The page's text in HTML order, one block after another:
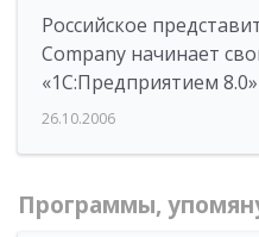
Российское
Company начинает
«1С:Предприятием 8.0»
26.10.2006
Программы,